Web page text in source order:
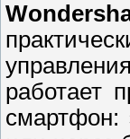
работает
смартфон: